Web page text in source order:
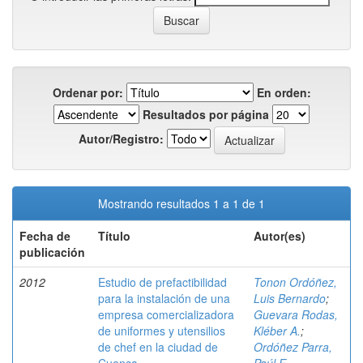
Ordenar por:
En orden:
Resultados por página
Autor/Registro:
Mostrando resultados 1 a 1 de 1
Fecha de
publicación
Título Autor(es)
2012
Estudio de prefactibilidad
para la instalación de una
empresa comercializadora
de uniformes y utensilios
de chef en la ciudad de
Tonon Ordóñez,
Luis Bernardo;
Guevara Rodas,
Kléber A.;
Ordóñez Parra,